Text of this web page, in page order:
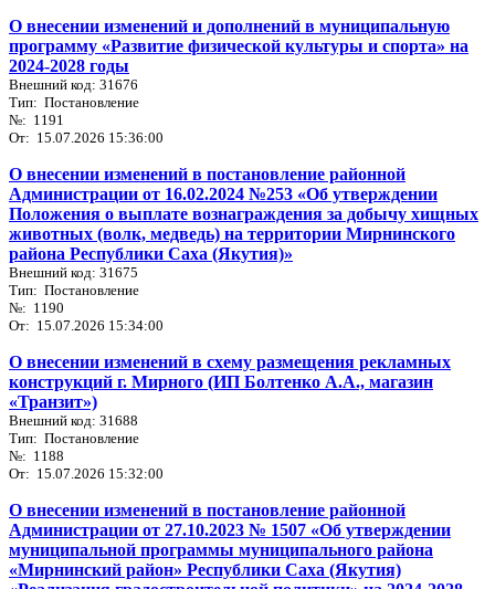
О внесении изменений и дополнений в муниципальную
программу «Развитие физической культуры и спорта» на
2024-2028 годы
Внешний код: 31676
Тип: Постановление
№: 1191
От: 15.07.2026 15:36:00
О внесении изменений в постановление районной
Администрации от 16.02.2024 №253 «Об утверждении
Положения о выплате вознаграждения за добычу хищных
животных (волк, медведь) на территории Мирнинского
района Республики Саха (Якутия)»
Внешний код: 31675
Тип: Постановление
№: 1190
От: 15.07.2026 15:34:00
О внесении изменений в схему размещения рекламных
конструкций г. Мирного (ИП Болтенко А.А., магазин
«Транзит»)
Внешний код: 31688
Тип: Постановление
№: 1188
От: 15.07.2026 15:32:00
О внесении изменений в постановление районной
Администрации от 27.10.2023 № 1507 «Об утверждении
муниципальной программы муниципального района
«Мирнинский район» Республики Саха (Якутия)